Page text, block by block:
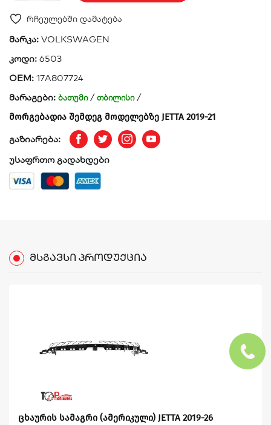
რჩეულებში დამატება
მარკა: VOLKSWAGEN
კოდი: 6503
OEM: 17A807724
მარაგები: ბათუმი/თბილისი/
მორგებადია შემდეგ მოდელებზე JETTA 2019-21
გაზიარება: FacebookTwitterInstagramYoutube
უსაფრთო გადახდები
ᲛᲡᲒᲐᲕᲡᲘ ᲞᲠᲝᲓᲣᲥᲪᲘᲐ
ცხაურის სამაგრი (ამერიკული) JETTA 2019-26